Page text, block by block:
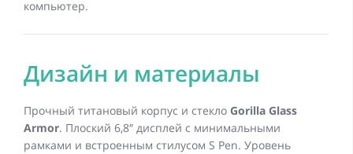
компьютер.
Дизайн и материалы
Прочный титановый корпус и стекло Gorilla Glass
Armor. Плоский 6,8″ дисплей с минимальными
рамками и встроенным стилусом S Pen. Уровень